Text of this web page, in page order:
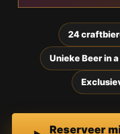
24
Unieke Beer in
Reserveer